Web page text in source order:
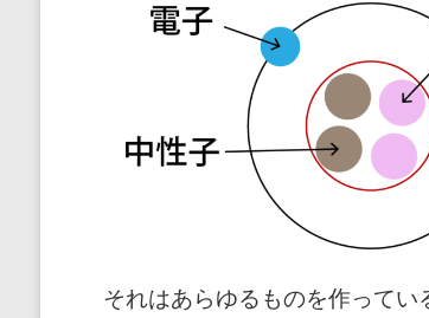
それはあらゆるものを作ってい